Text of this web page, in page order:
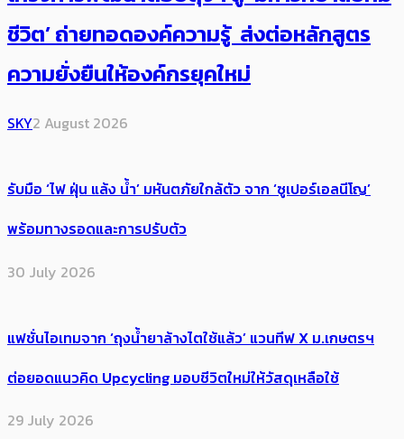
ชีวิต’ ถ่ายทอดองค์ความรู้ ส่งต่อหลักสูตร
ความยั่งยืนให้องค์กรยุคใหม่
SKY2 August 2026
รับมือ ‘ไฟ ฝุ่น แล้ง น้ำ’ มหันตภัยใกล้ตัว จาก ‘ซูเปอร์เอลนีโญ’
พร้อมทางรอดและการปรับตัว
30 July 2026
แฟชั่นไอเทมจาก ‘ถุงน้ำยาล้างไตใช้แล้ว’ แวนทีฟ X ม.เกษตรฯ
ต่อยอดแนวคิด Upcycling มอบชีวิตใหม่ให้วัสดุเหลือใช้
29 July 2026